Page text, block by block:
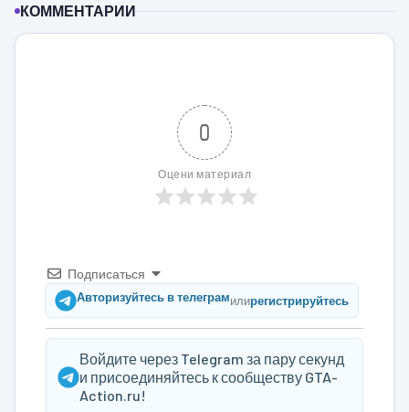
КОММЕНТАРИИ
0
Оцени материал
Подписаться
Авторизуйтесь в телеграмилирегистрируйтесь
Войдите через Telegram за пару секунд
и присоединяйтесь к сообществу GTA-
Action.ru!